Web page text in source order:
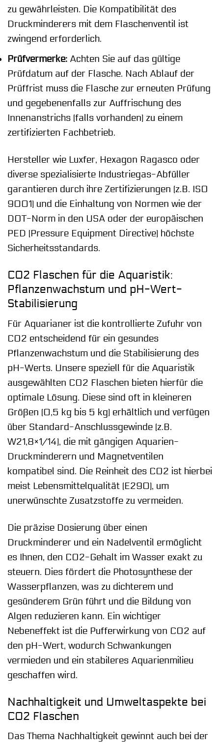
zu gewährleisten. Die Kompatibilität des
Druckminderers mit dem Flaschenventil ist
zwingend erforderlich.
Prüfvermerke: Achten Sie auf das gültige
Prüfdatum auf der Flasche. Nach Ablauf der
Prüffrist muss die Flasche zur erneuten Prüfung
und gegebenenfalls zur Auffrischung des
Innenanstrichs (falls vorhanden) zu einem
zertifizierten Fachbetrieb.
Hersteller wie Luxfer, Hexagon Ragasco oder
diverse spezialisierte Industriegas-Abfüller
garantieren durch ihre Zertifizierungen (z.B. ISO
9001) und die Einhaltung von Normen wie der
DOT-Norm in den USA oder der europäischen
PED (Pressure Equipment Directive) höchste
Sicherheitsstandards.
CO2 Flaschen für die Aquaristik:
Pflanzenwachstum und pH-Wert-
Stabilisierung
Für Aquarianer ist die kontrollierte Zufuhr von
CO2 entscheidend für ein gesundes
Pflanzenwachstum und die Stabilisierung des
pH-Werts. Unsere speziell für die Aquaristik
ausgewählten CO2 Flaschen bieten hierfür die
optimale Lösung. Diese sind oft in kleineren
Größen (0,5 kg bis 5 kg) erhältlich und verfügen
über Standard-Anschlussgewinde (z.B.
W21,8×1/14), die mit gängigen Aquarien-
Druckminderern und Magnetventilen
kompatibel sind. Die Reinheit des CO2 ist hierbei
meist Lebensmittelqualität (E290), um
unerwünschte Zusatzstoffe zu vermeiden.
Die präzise Dosierung über einen
Druckminderer und ein Nadelventil ermöglicht
es Ihnen, den CO2-Gehalt im Wasser exakt zu
steuern. Dies fördert die Photosynthese der
Wasserpflanzen, was zu dichterem und
gesünderem Grün führt und die Bildung von
Algen reduzieren kann. Ein wichtiger
Nebeneffekt ist die Pufferwirkung von CO2 auf
den pH-Wert, wodurch Schwankungen
vermieden und ein stabileres Aquarienmilieu
geschaffen wird.
Nachhaltigkeit und Umweltaspekte bei
CO2 Flaschen
Das Thema Nachhaltigkeit gewinnt auch bei der